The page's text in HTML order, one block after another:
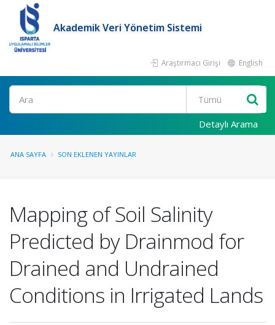
Akademik Veri Yönetim Sistemi
Araştırmacı Girişi English
Ara
Detaylı Arama
ANA SAYFA SON EKLENEN YAYINLAR
Mapping of Soil Salinity
Predicted by Drainmod for
Drained and Undrained
Conditions in Irrigated Lands